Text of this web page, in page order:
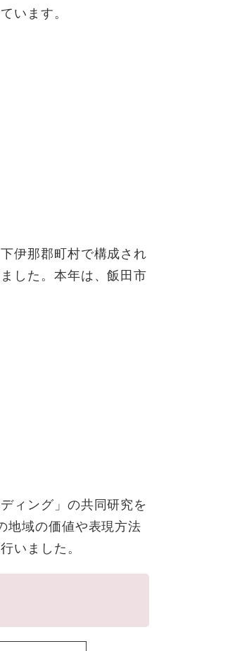
います。
伊那郡町村で構成され
した。本年は、飯田市
ィング」の共同研究を
地域の価値や表現方法
いました。